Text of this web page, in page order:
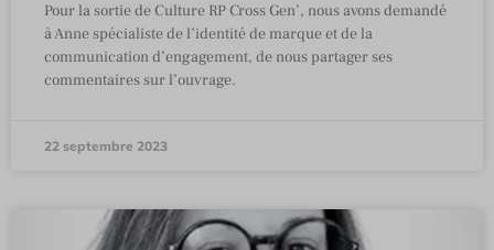
Pour la sortie de Culture RP Cross Gen’, nous avons demandé
à Anne spécialiste de l’identité de marque et de la
communication d’engagement, de nous partager ses
commentaires sur l’ouvrage.
22 septembre 2023